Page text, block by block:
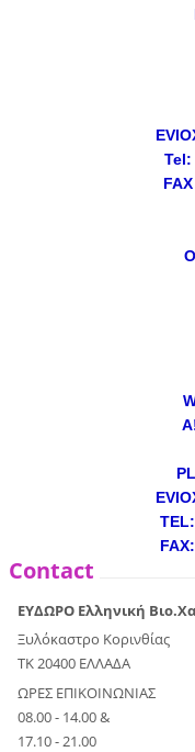
Tel:
Contact
ΕΥΔΩΡΟ Ελληνική
Ξυλόκαστρο Κορινθίας
ΤΚ 20400 ΕΛΛΑΔΑ
ΩΡΕΣ ΕΠΙΚΟΙΝΩΝΙΑΣ
08.00 - 14.00 &
17.10 - 21.00